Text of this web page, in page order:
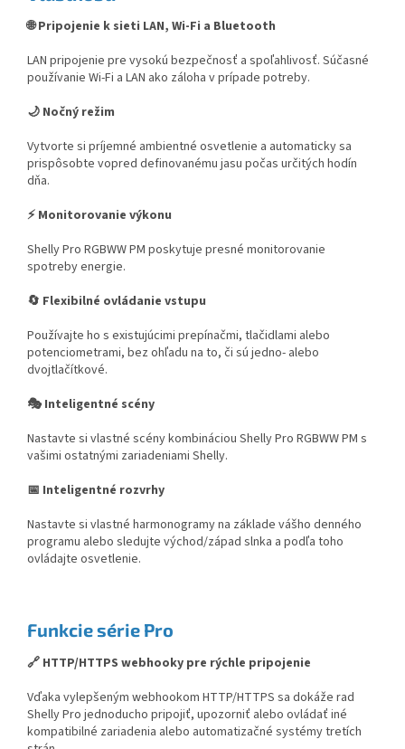
🌐 Pripojenie k sieti LAN, Wi-Fi a Bluetooth
LAN pripojenie pre vysokú bezpečnosť a spoľahlivosť. Súčasné
používanie Wi-Fi a LAN ako záloha v prípade potreby.
🌙 Nočný režim
Vytvorte si príjemné ambientné osvetlenie a automaticky sa
prispôsobte vopred definovanému jasu počas určitých hodín
dňa.
⚡ Monitorovanie výkonu
Shelly Pro RGBWW PM poskytuje presné monitorovanie
spotreby energie.
🔄 Flexibilné ovládanie vstupu
Používajte ho s existujúcimi prepínačmi, tlačidlami alebo
potenciometrami, bez ohľadu na to, či sú jedno- alebo
dvojtlačítkové.
🎭 Inteligentné scény
Nastavte si vlastné scény kombináciou Shelly Pro RGBWW PM s
vašimi ostatnými zariadeniami Shelly.
📅 Inteligentné rozvrhy
Nastavte si vlastné harmonogramy na základe vášho denného
programu alebo sledujte východ/západ slnka a podľa toho
ovládajte osvetlenie.
Funkcie série Pro
🔗 HTTP/HTTPS webhooky pre rýchle pripojenie
Vďaka vylepšeným webhookom HTTP/HTTPS sa dokáže rad
Shelly Pro jednoducho pripojiť, upozorniť alebo ovládať iné
kompatibilné zariadenia alebo automatizačné systémy tretích